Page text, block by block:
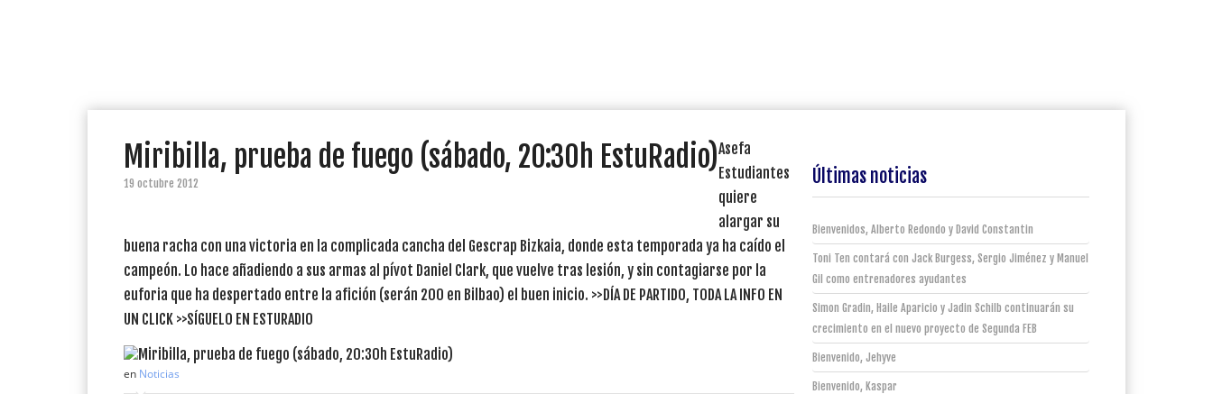
Miribilla, prueba de fuego (sábado, 20:30h EstuRadio)
19 octubre 2012
Asefa
Estudiantes
quiere
alargar su
buena racha con una victoria en la complicada cancha del Gescrap Bizkaia, donde esta temporada ya ha caído el
campeón. Lo hace añadiendo a sus armas al pívot Daniel Clark, que vuelve tras lesión, y sin contagiarse por la
euforia que ha despertado entre la afición (serán 200 en Bilbao) el buen inicio. >>DÍA DE PARTIDO, TODA LA INFO EN
UN CLICK >>SÍGUELO EN ESTURADIO
en Noticias
Últimas noticias
Bienvenidos, Alberto Redondo y David Constantin
Toni Ten contará con Jack Burgess, Sergio Jiménez y Manuel
Gil como entrenadores ayudantes
Simon Gradin, Haile Aparicio y Jadin Schilb continuarán su
crecimiento en el nuevo proyecto de Segunda FEB
Bienvenido, Jehyve
Bienvenido, Kaspar